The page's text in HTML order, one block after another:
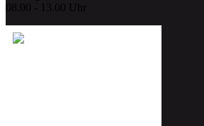
08.00 - 13.00 Uhr